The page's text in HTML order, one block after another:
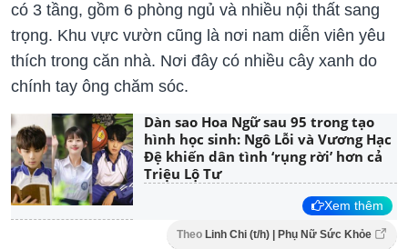
có 3 tầng, gồm 6 phòng ngủ và nhiều nội thất sang
trọng. Khu vực vườn cũng là nơi nam diễn viên yêu
thích trong căn nhà. Nơi đây có nhiều cây xanh do
chính tay ông chăm sóc.
Dàn sao Hoa Ngữ sau 95 trong tạo
hình học sinh: Ngô Lỗi và Vương Hạc
Đệ khiến dân tình ‘rụng rời’ hơn cả
Triệu Lộ Tư
Xem thêm
Theo Linh Chi (t/h) | Phụ Nữ Sức Khỏe